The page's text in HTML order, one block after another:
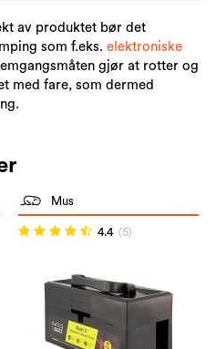
av produktet bør det
som f.eks. elektroniske
gjør at rotter og
med fare, som dermed
Mus
4.4 (5)